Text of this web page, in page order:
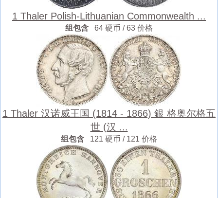
1 Thaler Polish-Lithuanian Commonwealth ...
组包含 64 硬币 / 63 价格
1 Thaler 汉诺威王国 (1814 - 1866) 銀 格奥尔格五
世 (汉 ...
组包含 121 硬币 / 121 价格